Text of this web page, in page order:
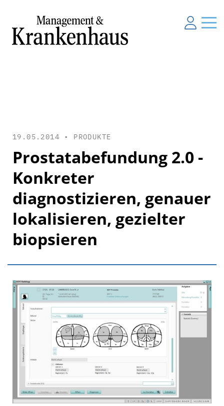
19.05.2014 • PRODUKTE
Prostatabefundung 2.0 -
Konkreter
diagnostizieren, genauer
lokalisieren, gezielter
biopsieren